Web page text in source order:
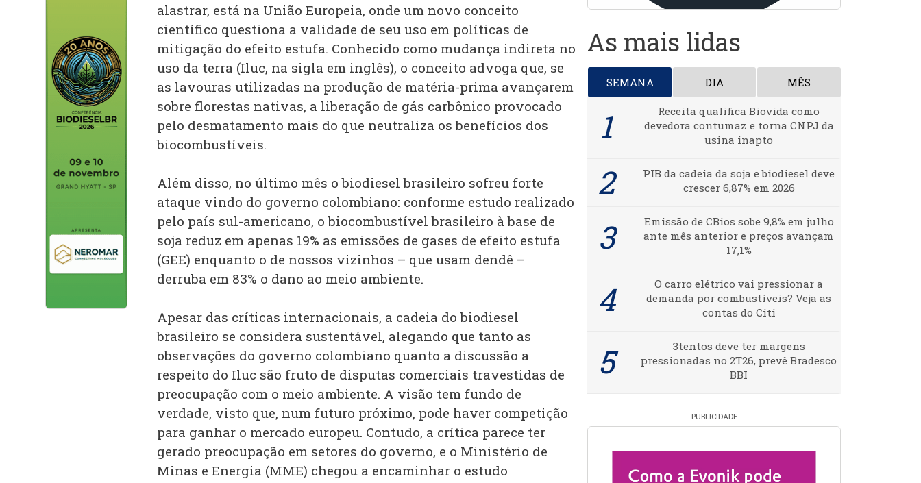
alastrar, está na União Europeia, onde um novo conceito
científico questiona a validade de seu uso em políticas de
mitigação do efeito estufa. Conhecido como mudança indireta no
uso da terra (Iluc, na sigla em inglês), o conceito advoga que, se
as lavouras utilizadas na produção de matéria-prima avançarem
sobre florestas nativas, a liberação de gás carbônico provocado
pelo desmatamento mais do que neutraliza os benefícios dos
biocombustíveis.
Além disso, no último mês o biodiesel brasileiro sofreu forte
ataque vindo do governo colombiano: conforme estudo realizado
pelo país sul-americano, o biocombustível brasileiro à base de
soja reduz em apenas 19% as emissões de gases de efeito estufa
(GEE) enquanto o de nossos vizinhos – que usam dendê –
derruba em 83% o dano ao meio ambiente.
Apesar das críticas internacionais, a cadeia do biodiesel
brasileiro se considera sustentável, alegando que tanto as
observações do governo colombiano quanto a discussão a
respeito do Iluc são fruto de disputas comerciais travestidas de
preocupação com o meio ambiente. A visão tem fundo de
verdade, visto que, num futuro próximo, pode haver competição
para ganhar o mercado europeu. Contudo, a crítica parece ter
gerado preocupação em setores do governo, e o Ministério de
Minas e Energia (MME) chegou a encaminhar o estudo
As mais lidas
SEMANA DIA MÊS
Receita qualifica Biovida como
devedora contumaz e torna CNPJ da
usina inapto
PIB da cadeia da soja e biodiesel deve
crescer 6,87% em 2026
Emissão de CBios sobe 9,8% em julho
ante mês anterior e preços avançam
17,1%
O carro elétrico vai pressionar a
demanda por combustíveis? Veja as
contas do Citi
3tentos deve ter margens
pressionadas no 2T26, prevê Bradesco
BBI
PUBLICIDADE